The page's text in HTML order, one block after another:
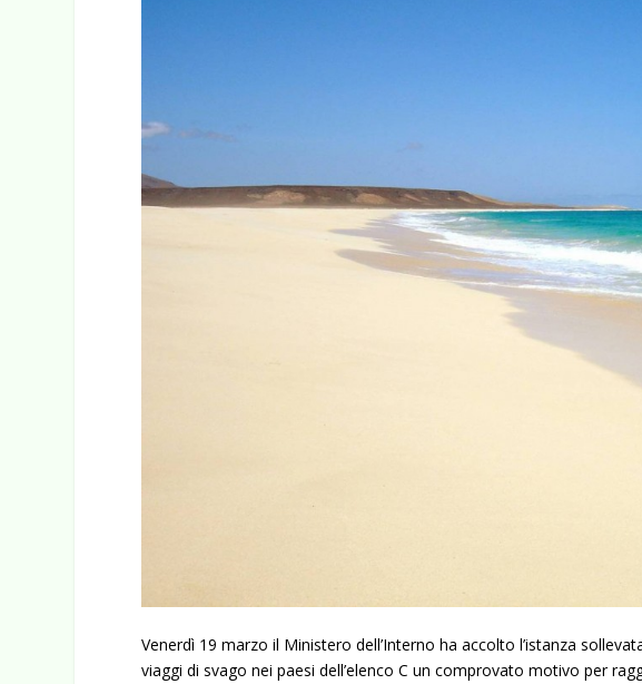
Venerdì 19 marzo il Ministero dell’Interno ha accolto l’istanza
viaggi di svago nei paesi dell’elenco C un comprovato motivo per